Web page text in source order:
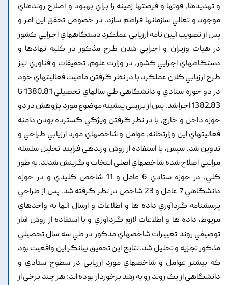
و تهديدها, قوتها و فرصتها زمينه را براي بهبود و اصلاح روندهاي
موجود و تعالي سازمانها فراهم سازد. در خصوص تحقق اين امر و
پس از تصويب آيين نامه ارزيابي عملکرد دستگاههاي اجرايي کشور
در هيات وزيران و اجرايي شدن طرح مذکور در کليه نهادها و
دستگاههاي اجرايي کشور, در وزارت علوم, تحقيقات و فناوري نيز
طرح ارزيابي کلان عملکرد با در نظر گرفتن ماهيت فعاليتهاي خود
در دو حوزه ستادي و دانشگاهي طي سالهاي تحصيلي 81ـ1380 تا
83ـ1382 اجرا شد. پس از بررسي پيشينه موضوع مورد پژوهش در دو
حوزه داخل و خارج, با در نظر گرفتن ويژگي گسترده بودن دامنه
فعاليتهاي اين وزارتخانه, عوامل و شاخصهاي مورد ارزيابي طراحي و
تدوين شد. سپس, با استفاده از روش وزندهي فرايند تحليل سلسله
مراتبي اصلاح شده شاخصهاي اصلي انتخاب و گزينش شدند. به طور
کلي, در حوزه ستادي 6 عامل و 11 شاخص کليدي و در حوزه
دانشگاهي 7 عامل و 23 شاخص در نظر گرفته شد. پس از طراحي
پرسشنامه گردآوري داده ها و اطلاعات و ارسال آنها به واحدهاي
مربوط, داده ها و اطلاعات لازم گردآوري و با استفاده از روش آمار
توصيفي روند تغييرات شاخصهاي مذکور در طي سه سال تحصيلي
مذکور تجزيه و تحليل شد. نتايج اين تحقيق بيانگر اين واقعيت بود
که بيشتر عوامل و شاخصهاي مورد ارزيابي در سطوح ستادي و
دانشگاهي از يک روند رو به رشد برخوردار بوده اند؛ هر چند برخي از